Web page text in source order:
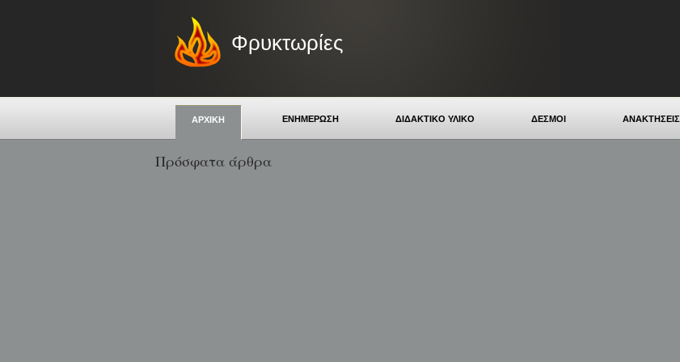
Φρυκτωρίες
ΑΡΧΙΚΗ ΕΝΗΜΕΡΩΣΗ ΔΙΔΑΚΤΙΚΟ ΥΛΙΚΟ ΔΕΣΜΟΙ ΑΝΑΚΤΗΣΕΙΣ
Πρόσφατα άρθρα